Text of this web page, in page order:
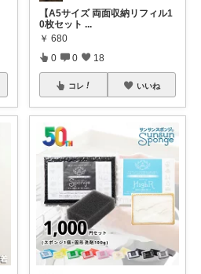
【A5サイズ 両面収納リフィル1
0枚セット ...
￥ 680
0 0 18
コレ いいね